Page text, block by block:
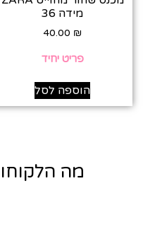
מידה 36
40.00 ₪
פריט יחיד
הוספה לסל
מה